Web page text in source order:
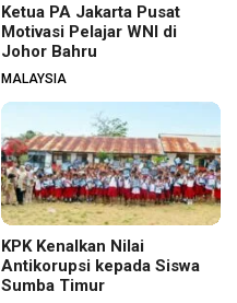
Ketua PA Jakarta Pusat
Motivasi Pelajar WNI di
Johor Bahru
MALAYSIA
KPK Kenalkan Nilai
Antikorupsi kepada Siswa
Sumba Timur